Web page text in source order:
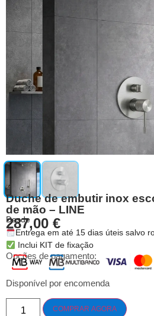
Duche de embutir inox
de mão – LINE
Desde
287,00 €
Entrega em até 15 dias úteis salvo
Inclui KIT de fixação
Opções de pagamento:
Disponível por encomenda
COMPRAR AGORA